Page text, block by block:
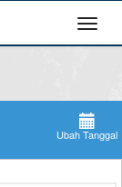
Ubah Tanggal